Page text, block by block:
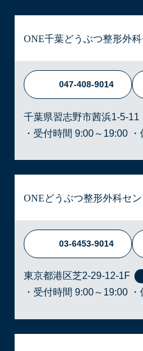
ONE千葉どうぶつ整形外
047-408-9014
千葉県習志野市茜浜1-5-11
・受付時間 9:00～19:00
ONEどうぶつ整形外科セ
03-6453-9014
東京都港区芝2-29-12-1F
・受付時間 9:00～19:00